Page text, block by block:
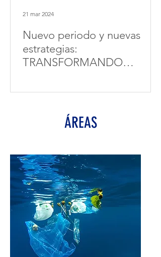
Nuevo periodo y nuevas
estrategias:
TRANSFORMANDO
COSTERAS
21 mar 2024
ÁREAS